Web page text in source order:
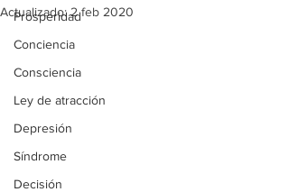
Prosperidad
Conciencia
Consciencia
Ley de atracción
Depresión
Síndrome
Decisión
Actualizado:2 feb 2020